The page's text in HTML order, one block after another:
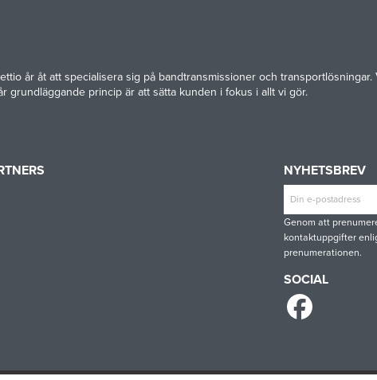
år åt att specialisera sig på bandtransmissioner och
grundläggande princip är att sätta kunden i fokus i allt vi gör.
NYHETSBREV
Genom att
kontaktuppgifter
prenumerationen.
SOCIAL